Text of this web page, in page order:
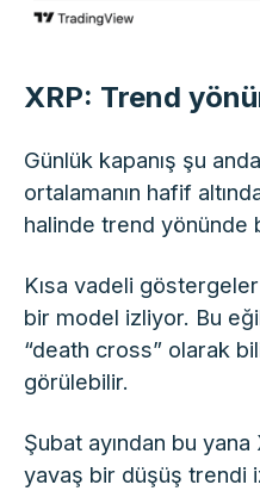
XRP: Trend
Günlük kapanış şu
ortalamanın hafif
halinde trend yönünde
Kısa vadeli
bir model izliyor. Bu
“death cross” olarak
görülebilir.
Şubat ayından bu
yavaş bir düşüş trendi